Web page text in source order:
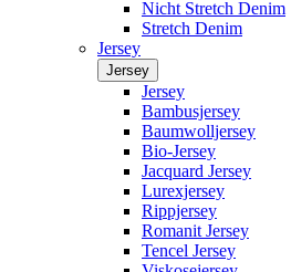
Nicht Stretch Denim
Stretch Denim
Jersey
Jersey
Jersey
Bambusjersey
Baumwolljersey
Bio-Jersey
Jacquard Jersey
Lurexjersey
Rippjersey
Romanit Jersey
Tencel Jersey